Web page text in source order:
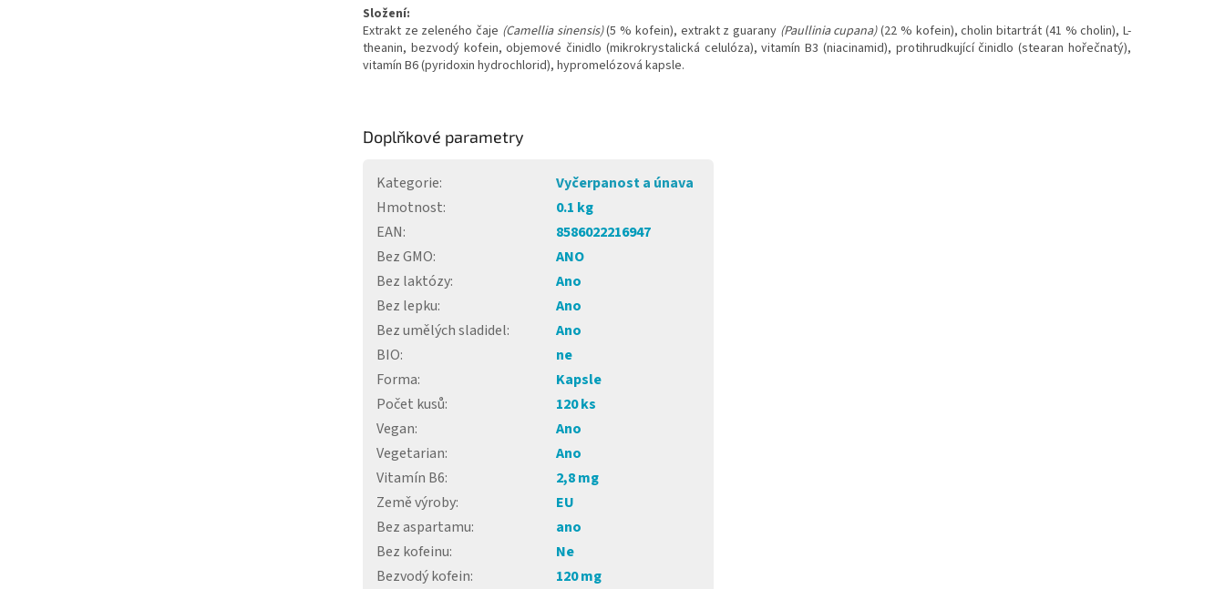
Složení:
Extrakt ze zeleného čaje (Camellia sinensis)(5 % kofein), extrakt z guarany (Paullinia cupana)(22 % kofein), cholin bitartrát (41 % cholin), L-
theanin, bezvodý kofein, objemové činidlo (mikrokrystalická celulóza), vitamín B3 (niacinamid), protihrudkující činidlo (stearan hořečnatý),
vitamín B6 (pyridoxin hydrochlorid), hypromelózová kapsle.
Doplňkové parametry
Kategorie:
Vyčerpanost a únava
Hmotnost:
0.1 kg
EAN:
8586022216947
Bez GMO:
ANO
Bez laktózy:
Ano
Bez lepku:
Ano
Bez umělých sladidel:
Ano
BIO:
ne
Forma:
Kapsle
Počet kusů:
120 ks
Vegan:
Ano
Vegetarian:
Ano
Vitamín B6:
2,8 mg
Země výroby:
EU
Bez aspartamu:
ano
Bez kofeinu:
Ne
Bezvodý kofein:
120 mg